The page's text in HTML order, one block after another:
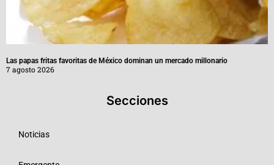
Las papas fritas favoritas de México dominan un mercado millonario
7 agosto 2026
Secciones
Noticias